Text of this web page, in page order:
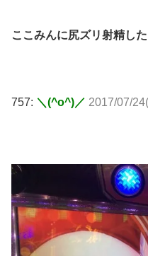
ここみんに尻ズリ射精し
757: ＼(^o^)／ 2017/07/